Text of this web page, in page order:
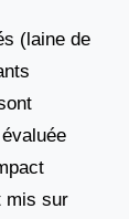
(laine de
mis sur